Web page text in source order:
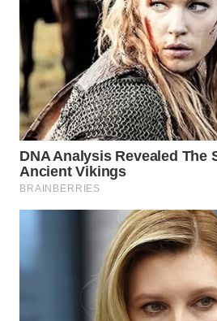
WN
INDRAMAYU
WN
KUNINGAN
WN
MAJALENGKA
WN